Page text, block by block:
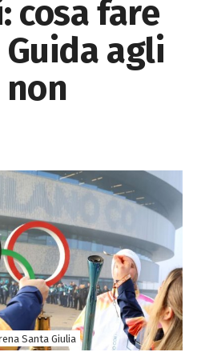
cosa fare
agli
Santa Giulia